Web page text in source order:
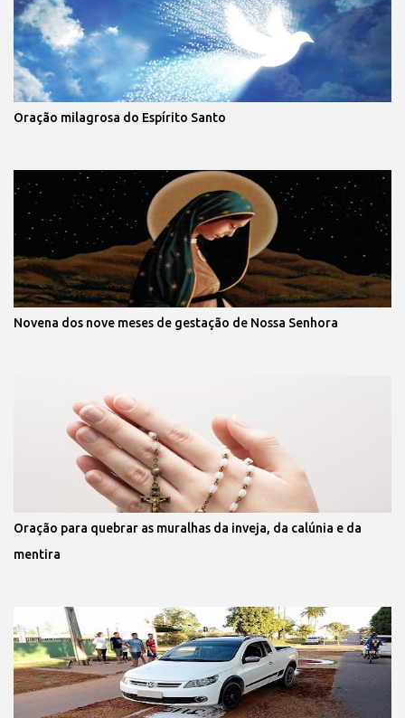
Oração milagrosa do Espírito Santo
Novena dos nove meses de gestação de Nossa Senhora
Oração para quebrar as muralhas da inveja, da calúnia e da
mentira